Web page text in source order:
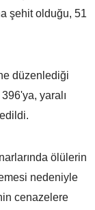
şehit olduğu, 51
düzenlediği
396'ya, yaralı
ölülerin
nedeniyle
cenazelere